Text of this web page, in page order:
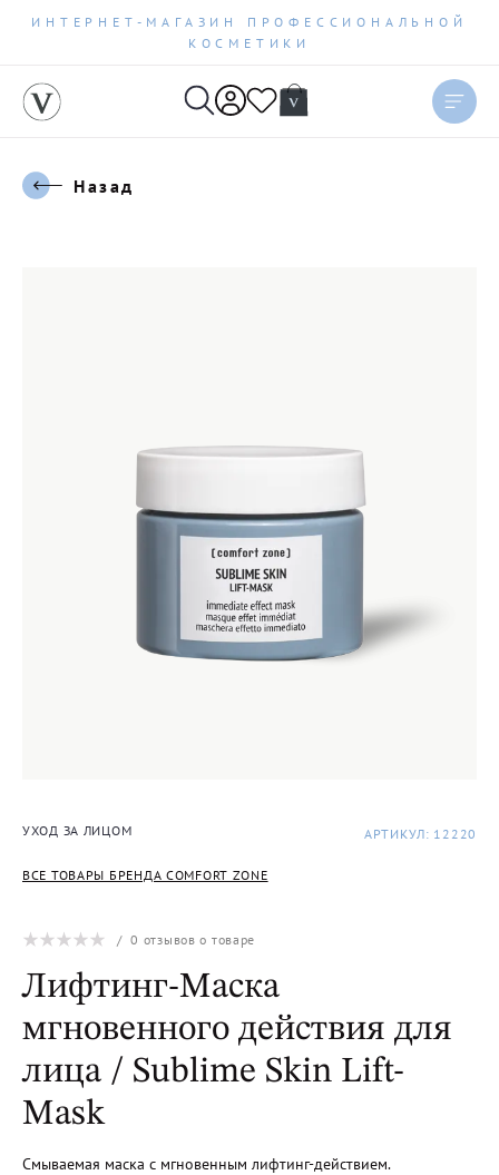
ИНТЕРНЕТ-МАГАЗИН ПРОФЕССИОНАЛЬНОЙ
КОСМЕТИКИ
Назад
УХОД ЗА ЛИЦОМ
ВСЕ ТОВАРЫ БРЕНДА COMFORT ZONE
АРТИКУЛ: 12220
/0 отзывов о товаре
Лифтинг-Маска
мгновенного действия для
лица / Sublime Skin Lift-
Mask
Смываемая маска с мгновенным лифтинг-действием.